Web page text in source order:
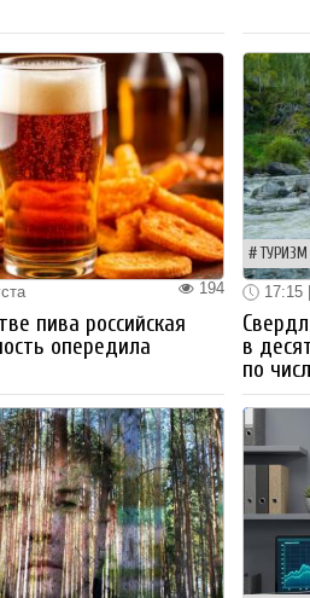
194
пива российская
опередила
ТУРИЗМ
17:15 |
в
по